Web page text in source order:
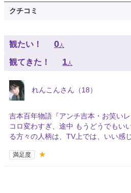
クチコミ
観たい！ 0人
観てきた！ 1人
れんこんさん（18）
吉本百年物語『アンチ吉本・お笑い
コロ変わすぎ、途中 もうどうでもい
る方々の人柄は、TV上では、いい感
満足度 ★